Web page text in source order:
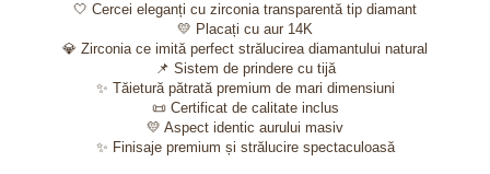
🤍 Cercei eleganți cu zirconia transparentă tip diamant
💛 Placați cu aur 14K
💎 Zirconia ce imită perfect strălucirea diamantului natural
📌 Sistem de prindere cu tijă
✨ Tăietură pătrată premium de mari dimensiuni
📜 Certificat de calitate inclus
💛 Aspect identic aurului masiv
✨ Finisaje premium și strălucire spectaculoasă